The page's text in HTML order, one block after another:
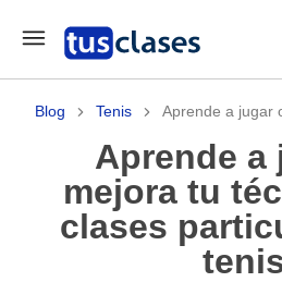
Blog Tenis Aprende a jugar
Aprende a jugar o
mejora tu
clases